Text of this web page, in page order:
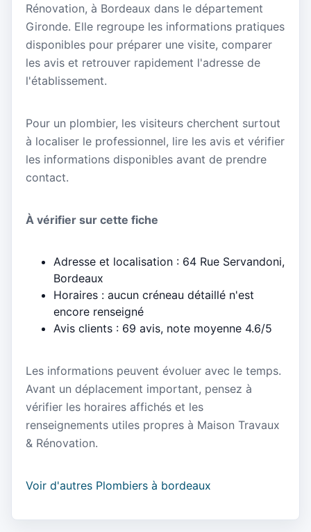
Rénovation, à Bordeaux dans le département
Gironde. Elle regroupe les informations pratiques
disponibles pour préparer une visite, comparer
les avis et retrouver rapidement l'adresse de
l'établissement.
Pour un plombier, les visiteurs cherchent surtout
à localiser le professionnel, lire les avis et vérifier
les informations disponibles avant de prendre
contact.
À vérifier sur cette fiche
Adresse et localisation : 64 Rue Servandoni,
Bordeaux
Horaires : aucun créneau détaillé n'est
encore renseigné
Avis clients : 69 avis, note moyenne 4.6/5
Les informations peuvent évoluer avec le temps.
Avant un déplacement important, pensez à
vérifier les horaires affichés et les
renseignements utiles propres à Maison Travaux
& Rénovation.
Voir d'autres Plombiers à bordeaux